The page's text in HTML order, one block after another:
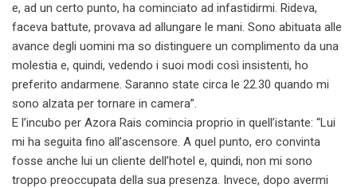
e, ad un certo punto, ha cominciato ad infastidirmi. Rideva,
faceva battute, provava ad allungare le mani. Sono abituata alle
avance degli uomini ma so distinguere un complimento da una
molestia e, quindi, vedendo i suoi modi così insistenti, ho
preferito andarmene. Saranno state circa le 22.30 quando mi
sono alzata per tornare in camera”.
E l’incubo per Azora Rais comincia proprio in quell’istante: “Lui
mi ha seguita fino all’ascensore. A quel punto, ero convinta
fosse anche lui un cliente dell’hotel e, quindi, non mi sono
troppo preoccupata della sua presenza. Invece, dopo avermi